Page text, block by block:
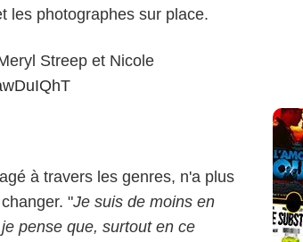
les photographes sur place.
Streep et Nicole
à travers les genres, n'a plus
"Je suis de moins en
pense que, surtout en ce